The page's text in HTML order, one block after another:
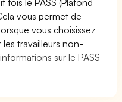
vous permet de
vous choisissez
travailleurs non-
sur le PASS